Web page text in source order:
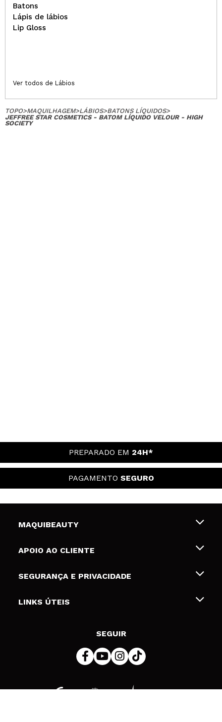
Batons
Lápis de lábios
Lip Gloss
Ver todos de Lábios
TOPO>MAQUILHAGEM>LÁBIOS>BATONS LÍQUIDOS>
JEFFREE STAR COSMETICS - BATOM LÍQUIDO VELOUR - HIGH
SOCIETY
PREPARADO EM 24H*
PAGAMENTO SEGURO
MAQUIBEAUTY
Sobre nós
Gift Cards
APOIO AO CLIENTE
Envios e Devoluções
Formas de pagamento
SEGURANÇA E PRIVACIDADE
Termos e Privacidade
LINKS ÚTEIS
SEGUIR